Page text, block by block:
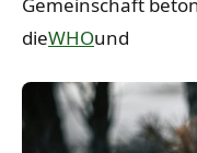
dieWHOund